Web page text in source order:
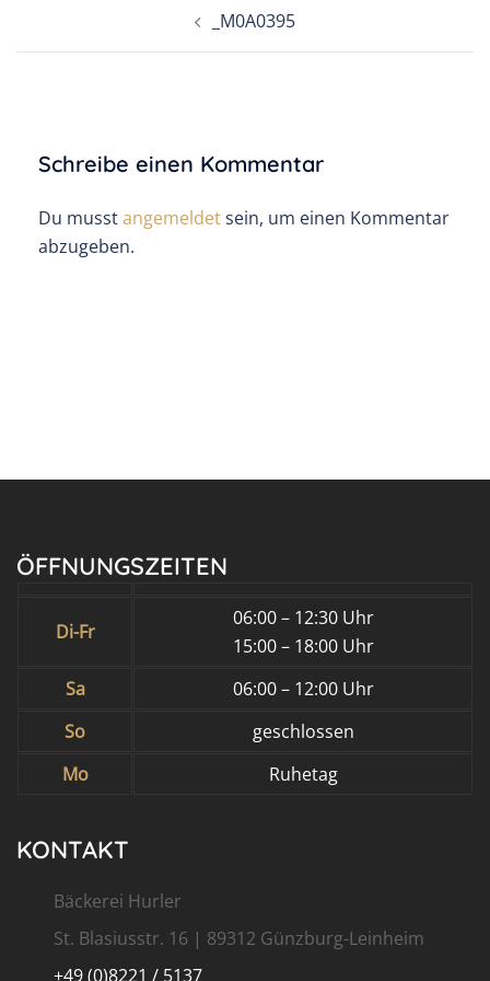
_M0A0395
Schreibe einen Kommentar
Du musstangemeldetsein, um einen Kommentar
abzugeben.
ÖFFNUNGSZEITEN
Di-Fr
06:00 – 12:30 Uhr
15:00 – 18:00 Uhr
Sa
06:00 – 12:00 Uhr
So
geschlossen
Mo
Ruhetag
KONTAKT
Bäckerei Hurler
St. Blasiusstr. 16 | 89312 Günzburg-Leinheim
+49 (0)8221 / 5137